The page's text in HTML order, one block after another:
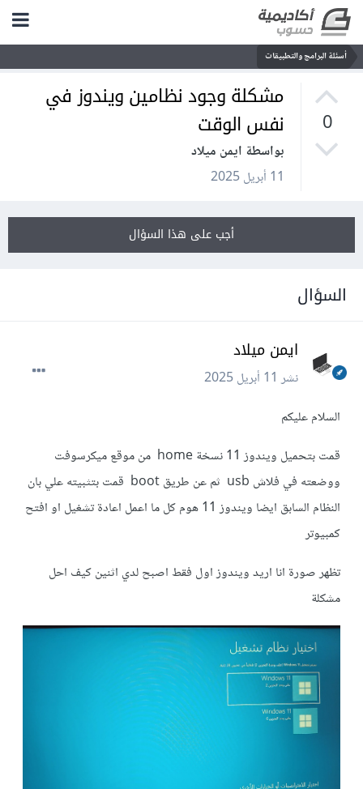
أسئلة البرامج والتطبيقات
0
مشكلة وجود نظامين ويندوز في
نفس الوقت
بواسطة ايمن ميلاد
11 أبريل 2025
أجب على هذا السؤال
السؤال
ايمن ميلاد
نشر11 أبريل 2025
السلام عليكم
قمت بتحميل ويندوز 11 نسخة home من موقع ميكرسوفت
ووضعته في فلاش usb ثم عن طريق boot قمت بتثبيته علي بان
النظام السابق ايضا ويندوز 11 هوم كل ما اعمل اعادة تشغيل او افتح
كمبيوتر
تظهر صورة انا اريد ويندوز اول فقط اصبح لدي اثنين كيف احل
مشكلة